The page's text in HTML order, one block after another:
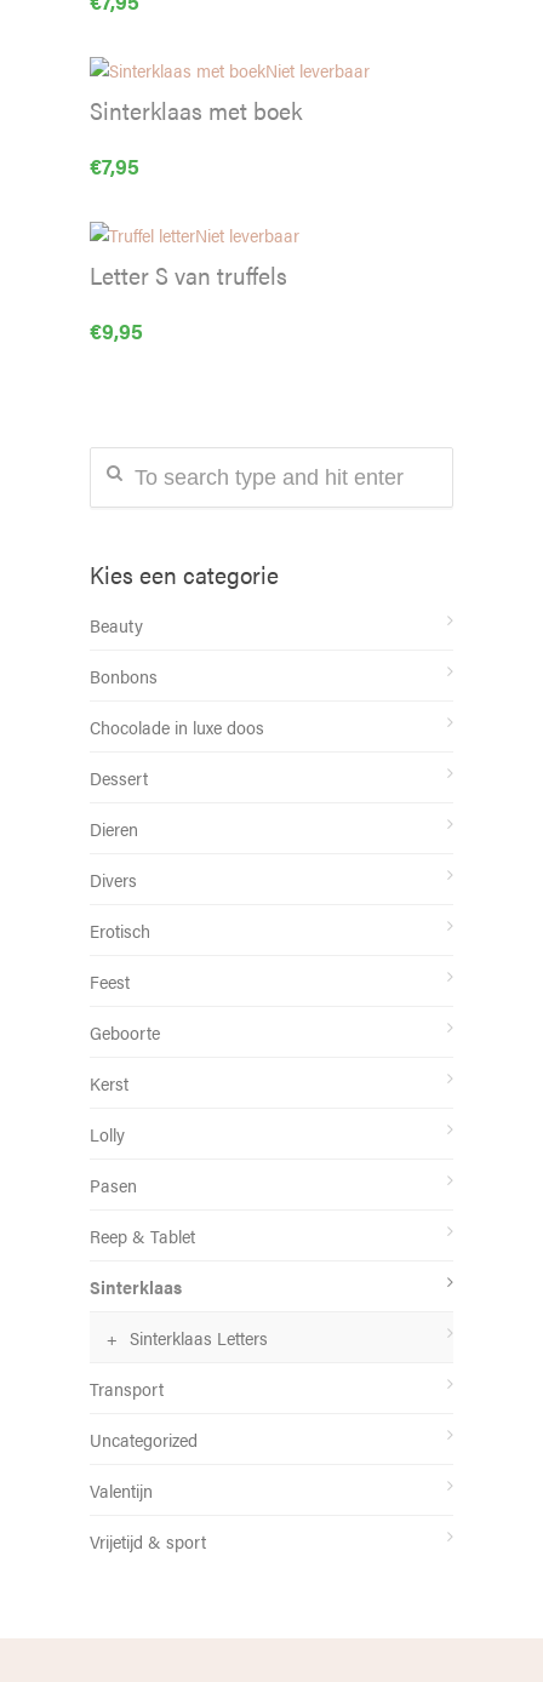
Niet leverbaar
Sinterklaas met boek
€7,95
Niet leverbaar
Letter S van truffels
€9,95
Kies een categorie
Beauty
Bonbons
Chocolade in luxe doos
Dessert
Dieren
Divers
Erotisch
Feest
Geboorte
Kerst
Lolly
Pasen
Reep & Tablet
Sinterklaas
Sinterklaas Letters
Transport
Uncategorized
Valentijn
Vrijetijd & sport